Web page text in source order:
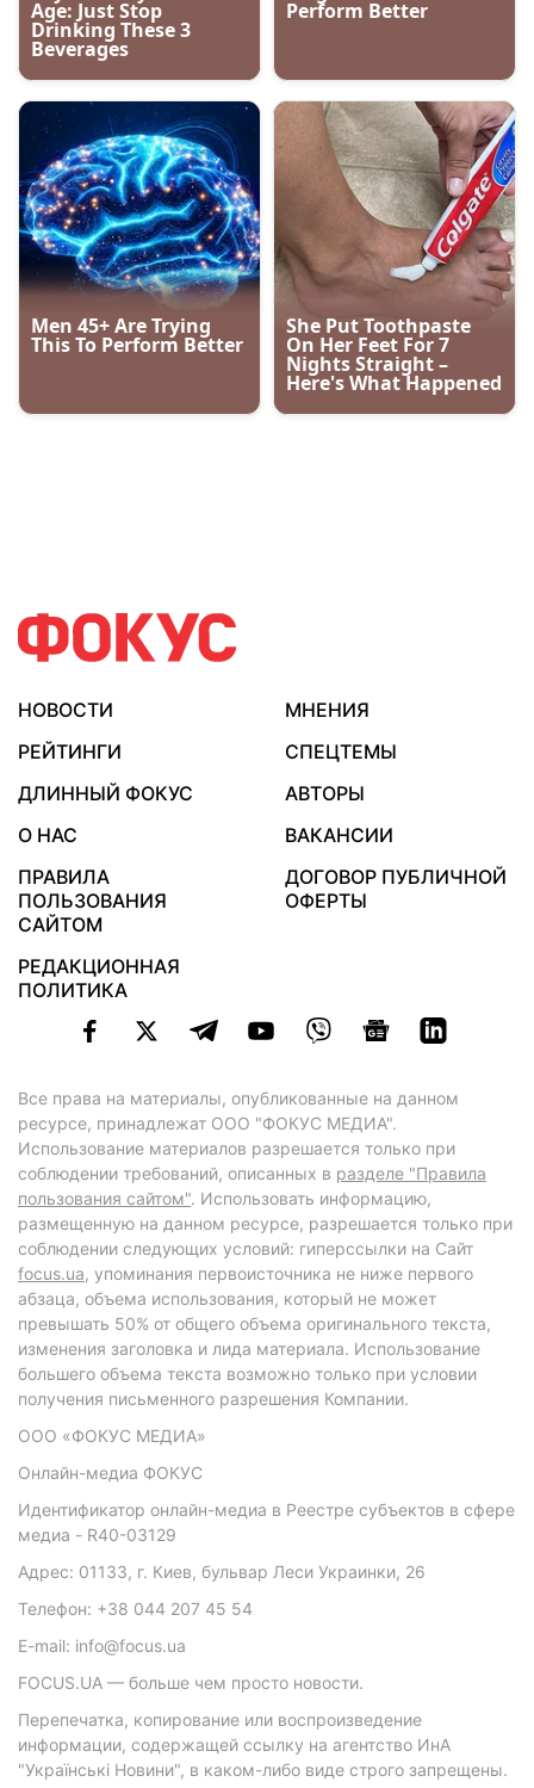
НОВОСТИ
МНЕНИЯ
РЕЙТИНГИ
СПЕЦТЕМЫ
ДЛИННЫЙ ФОКУС
АВТОРЫ
О НАС
ВАКАНСИИ
ПРАВИЛА
ПОЛЬЗОВАНИЯ
САЙТОМ
ДОГОВОР ПУБЛИЧНОЙ
ОФЕРТЫ
РЕДАКЦИОННАЯ
ПОЛИТИКА
Все права на материалы, опубликованные на данном
ресурсе, принадлежат ООО "ФОКУС МЕДИА".
Использование материалов разрешается только при
соблюдении требований, описанных в разделе "Правила
пользования сайтом". Использовать информацию,
размещенную на данном ресурсе, разрешается только при
соблюдении следующих условий: гиперссылки на Сайт
focus.ua, упоминания первоисточника не ниже первого
абзаца, объема использования, который не может
превышать 50% от общего объема оригинального текста,
изменения заголовка и лида материала. Использование
большего объема текста возможно только при условии
получения письменного разрешения Компании.
ООО «ФОКУС МЕДИА»
Онлайн-медиа ФОКУС
Идентификатор онлайн-медиа в Реестре субъектов в сфере
медиа - R40-03129
Адрес: 01133, г. Киев, бульвар Леси Украинки, 26
Телефон: +38 044 207 45 54
E-mail: info@focus.ua
FOCUS.UA — больше чем просто новости.
Перепечатка, копирование или воспроизведение
информации, содержащей ссылку на агентство ИнА
"Українські Новини", в каком-либо виде строго запрещены.